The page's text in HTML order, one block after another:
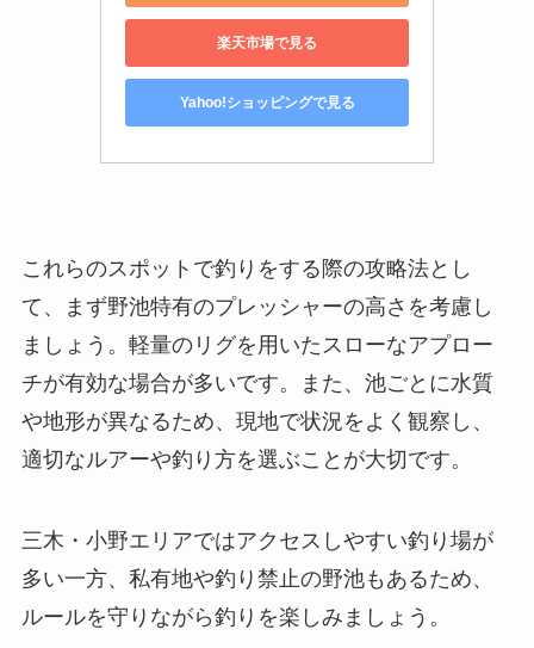
楽天市場で見る
Yahoo!ショッピングで見る
これらのスポットで釣りをする際の攻略法とし
て、まず野池特有のプレッシャーの高さを考慮し
ましょう。軽量のリグを用いたスローなアプロー
チが有効な場合が多いです。また、池ごとに水質
や地形が異なるため、現地で状況をよく観察し、
適切なルアーや釣り方を選ぶことが大切です。
三木・小野エリアではアクセスしやすい釣り場が
多い一方、私有地や釣り禁止の野池もあるため、
ルールを守りながら釣りを楽しみましょう。